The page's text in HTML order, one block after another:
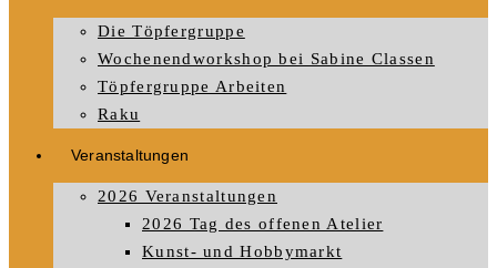
Die Töpfergruppe
Wochenendworkshop bei Sabine Classen
Töpfergruppe Arbeiten
Raku
Veranstaltungen
2026 Veranstaltungen
2026 Tag des offenen Atelier
Kunst- und Hobbymarkt